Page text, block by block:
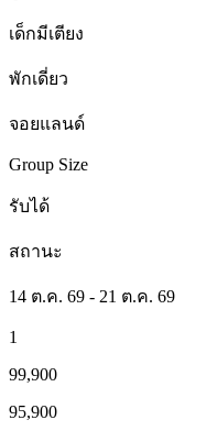
เด็กมีเตียง
พักเดี่ยว
จอยแลนด์
Group Size
รับได้
สถานะ
14 ต.ค. 69 - 21 ต.ค. 69
1
99,900
95,900